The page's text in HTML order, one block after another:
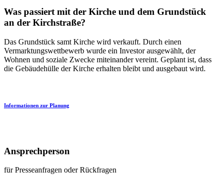
Was passiert mit der Kirche und dem Grundstück
an der Kirchstraße?
Das Grundstück samt Kirche wird verkauft. Durch einen
Vermarktungswettbewerb wurde ein Investor ausgewählt, der
Wohnen und soziale Zwecke miteinander vereint. Geplant ist, dass
die Gebäudehülle der Kirche erhalten bleibt und ausgebaut wird.
Informationen zur Planung
Ansprechperson
für Presseanfragen oder Rückfragen